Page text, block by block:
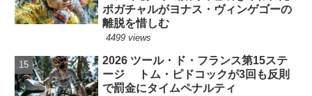
ポガチャルがヨナス・ヴィンゲゴーの
離脱を惜しむ
4499 views
2026 ツール・ド・フランス第15ステ
ージ トム・ピドコックが3回も反則
で罰金にタイムペナルティ